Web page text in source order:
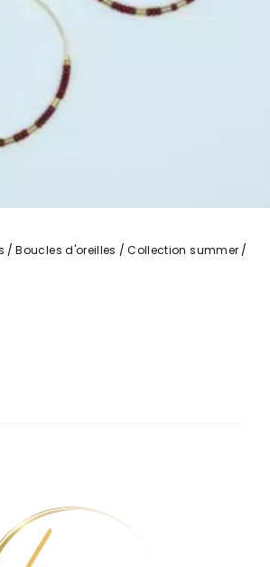
Boucles d'oreilles
Collection summer